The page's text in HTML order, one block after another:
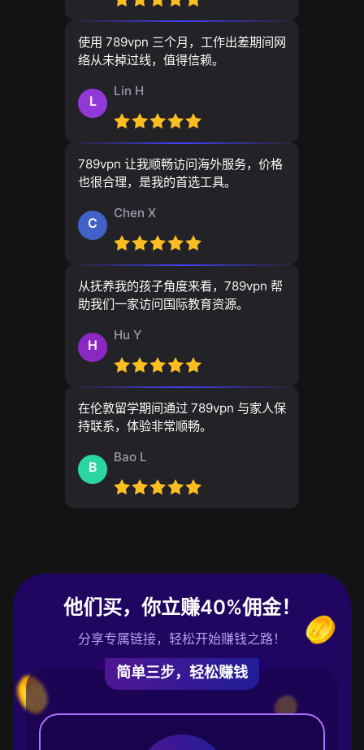
使用 789vpn 三个月，工作出差期间网
络从未掉过线，值得信赖。
L
Lin H
789vpn 让我顺畅访问海外服务，价格
也很合理，是我的首选工具。
C
Chen X
从抚养我的孩子角度来看，789vpn 帮
助我们一家访问国际教育资源。
H
Hu Y
在伦敦留学期间通过 789vpn 与家人保
持联系，体验非常顺畅。
B
Bao L
他们买，你立赚40%佣金！
分享专属链接，轻松开始赚钱之路！
简单三步，轻松赚钱